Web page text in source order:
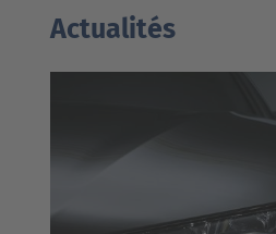
Actualités